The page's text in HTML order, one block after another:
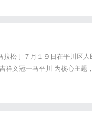
驱...
松于７月１９日在平川区人
祥文冠一马平川”为核心主题，
然的盛夏时节，上演一场速
银市平川区人民政...